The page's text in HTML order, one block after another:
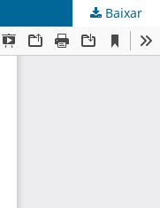
Baixar